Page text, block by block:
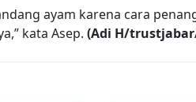
ayam karena cara
kata Asep. (Adi H/